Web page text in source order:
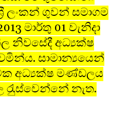
ලංකන් ගුවන් සමාගම
මාර්තු 01 වැනිදා
නිවසේදී අධ්‍යක්ෂ
සාමාන්‍යයෙන්
අධ්‍යක්ෂ මණ්ඩලය
රැුස්වෙන්නේ නැත.